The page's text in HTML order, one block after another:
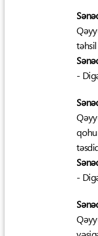
-
-